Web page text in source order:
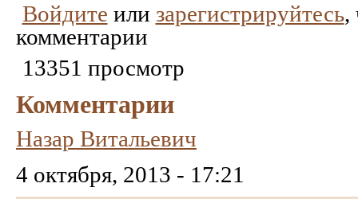
Войдите или зарегистрируйтесь,
комментарии
13351 просмотр
Комментарии
Назар Витальевич
4 октября, 2013 - 17:21